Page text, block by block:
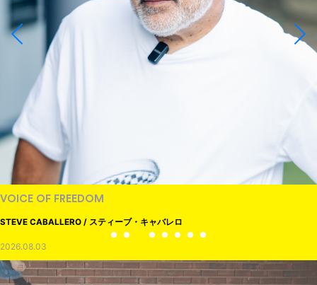
VOICE OF FREEDOM
STEVE CABALLERO / スティーブ・キャバレロ
2026.08.03